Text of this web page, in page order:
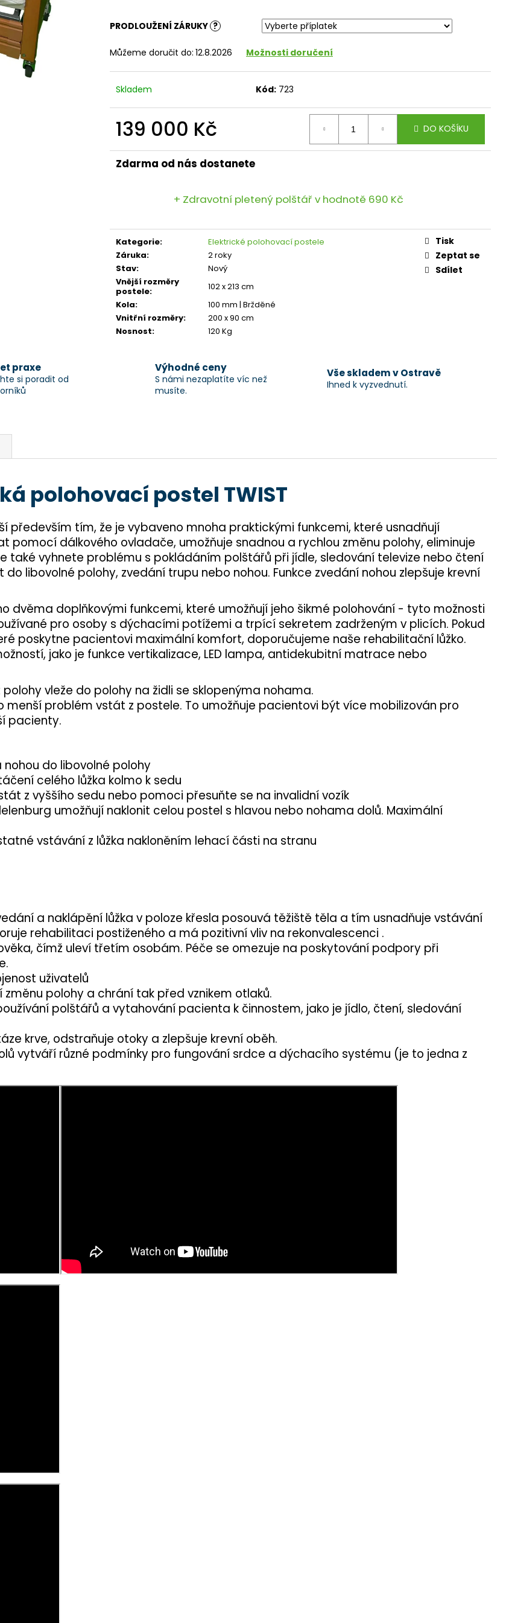
PRODLOUŽENÍ ZÁRUKY ?
Můžeme doručit do: 12.8.2026 Možnosti doručení
Skladem Kód: 723
139 000 Kč
cena:
DO KOŠÍKU
Zdarma od nás dostanete
+ Zdravotní pletený polštář v hodnotě 690 Kč
Kategorie:
Elektrické polohovací postele
Záruka:
2 roky
Stav:
Nový
Vnější rozměry
postele:
102 x 213 cm
Kola:
100 mm | Bržděné
Vnitřní rozměry:
200 x 90 cm
Nosnost: 120 Kg
Tisk
Zeptat se
Sdílet
praxe
si poradit od
Výhodné ceny
S námi nezaplatíte víc než
musíte.
Vše skladem v Ostravě
Ihned k vyzvednutí.
polohovací postel TWIST
především tím, že je vybaveno mnoha praktickými funkcemi, které usnadňují
pomocí dálkového ovladače, umožňuje snadnou a rychlou změnu polohy, eliminuje
také vyhnete problému s pokládáním polštářů při jídle, sledování televize nebo čtení
libovolné polohy, zvedání trupu nebo nohou. Funkce zvedání nohou zlepšuje krevní
dvěma doplňkovými funkcemi, které umožňují jeho šikmé polohování - tyto možnosti
pro osoby s dýchacími potížemi a trpící sekretem zadrženým v plicích. Pokud
poskytne pacientovi maximální komfort, doporučujeme naše rehabilitační lůžko.
jako je funkce vertikalizace, LED lampa, antidekubitní matrace nebo
vleže do polohy na židli se sklopenýma nohama.
menší problém vstát z postele. To umožňuje pacientovi být více mobilizován pro
pacienty.
do libovolné polohy
celého lůžka kolmo k sedu
z vyššího sedu nebo pomoci přesuňte se na invalidní vozík
umožňují naklonit celou postel s hlavou nebo nohama dolů. Maximální
vstávání z lůžka nakloněním lehací části na stranu
a naklápění lůžka v poloze křesla posouvá těžiště těla a tím usnadňuje vstávání
rehabilitaci postiženého a má pozitivní vliv na rekonvalescenci .
čímž uleví třetím osobám. Péče se omezuje na poskytování podpory při
uživatelů
polohy a chrání tak před vznikem otlaků.
polštářů a vytahování pacienta k činnostem, jako je jídlo, čtení, sledování
krve, odstraňuje otoky a zlepšuje krevní oběh.
vytváří různé podmínky pro fungování srdce a dýchacího systému (je to jedna z